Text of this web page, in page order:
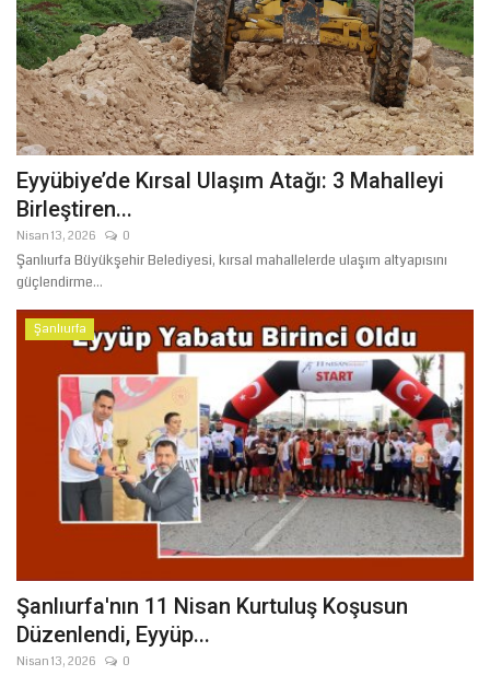
Eyyübiye’de Kırsal Ulaşım Atağı: 3 Mahalleyi
Birleştiren...
Nisan 13, 2026 0
Şanlıurfa Büyükşehir Belediyesi, kırsal mahallelerde ulaşım altyapısını
güçlendirme...
Şanlıurfa
Şanlıurfa'nın 11 Nisan Kurtuluş Koşusun
Düzenlendi, Eyyüp...
Nisan 13, 2026 0